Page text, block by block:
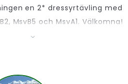
en 2* dressyrtävling med
MsvB5 och MsvA1. Välkomna!